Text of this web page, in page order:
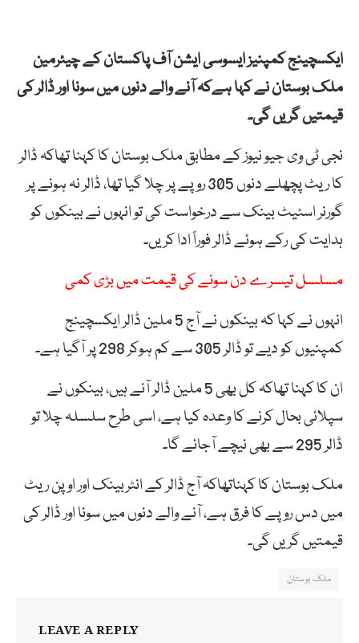
ایکسچینج کمپنیز ایسوسی ایشن آف پاکستان کے چیئرمین
ملک بوستان نے کہا ہےکہ آنے والے دنوں میں سونا اور ڈالر کی
قیمتیں گریں گی۔
نجی ٹی وی جیو نیوز کے مطابق ملک بوستان کا کہنا تھاکہ ڈالر
کا ریٹ پچھلے دنوں 305 روپے پر چلا گیا تھا، ڈالر نہ ہونے پر
گورنر اسٹیٹ بینک سے درخواست کی تو انہوں نے بینکوں کو
ہدایت کی رکے ہوئے ڈالر فوراً ادا کریں۔
مسلسل تیسرے دن سونے کی قیمت میں بڑی کمی
انہوں نے کہا کہ بینکوں نے آج 5 ملین ڈالر ایکسچینج
کمپنیوں کو دیے تو ڈالر 305 سے کم ہوکر 298 پر آگیا ہے۔
ان کا کہنا تھاکہ کل بھی 5 ملین ڈالر آنے ہیں، بینکوں نے
سپلائی بحال کرنے کا وعدہ کیا ہے، اسی طرح سلسلہ چلا تو
ڈالر 295 سے بھی نیچے آجائے گا۔
ملک بوستان کا کہناتھاکہ آج ڈالر کے انٹربینک اور اوپن ریٹ
میں دس روپے کا فرق ہے، آنے والے دنوں میں سونا اور ڈالر کی
قیمتیں گریں گی۔
ملک بوستان
LEAVE A REPLY